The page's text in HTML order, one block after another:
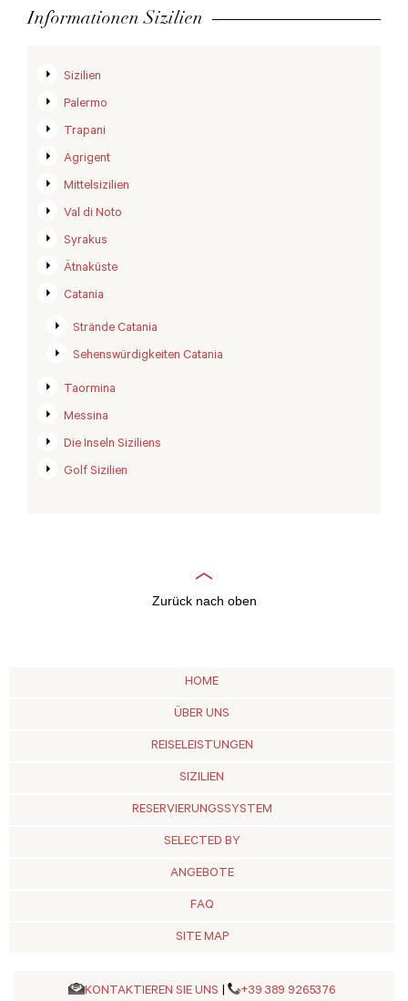
Informationen Sizilien
Sizilien
Palermo
Trapani
Agrigent
Mittelsizilien
Val di Noto
Syrakus
Ätnaküste
Catania
Strände Catania
Sehenswürdigkeiten Catania
Taormina
Messina
Die Inseln Siziliens
Golf Sizilien
Zurück nach oben
HOME
ÜBER UNS
REISELEISTUNGEN
SIZILIEN
RESERVIERUNGSSYSTEM
SELECTED BY
ANGEBOTE
FAQ
SITE MAP
KONTAKTIEREN SIE UNS +39 389 9265376